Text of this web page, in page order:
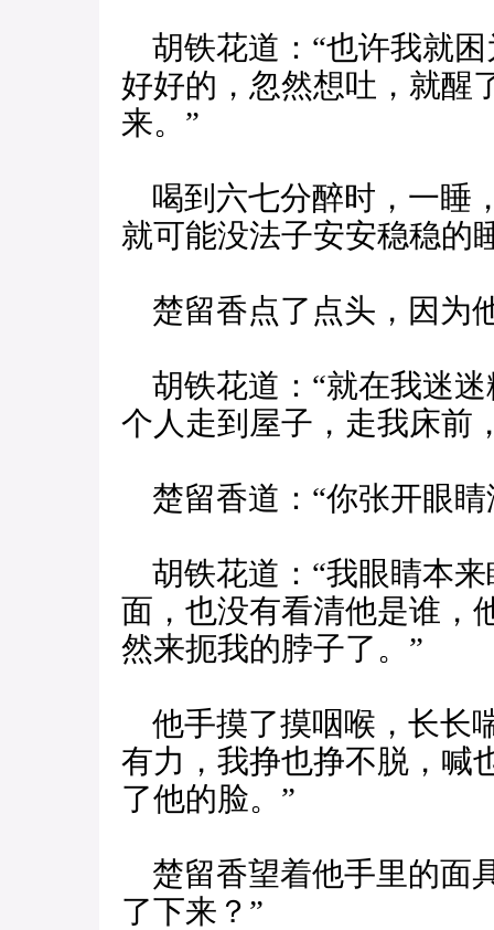
胡铁花道：“也许我就
好好的，忽然想吐，就醒
来。”
喝到六七分醉时，一睡
就可能没法子安安稳稳的
楚留香点了点头，因为
胡铁花道：“就在我迷
个人走到屋子，走我床前
楚留香道：“你张开眼睛
胡铁花道：“我眼睛本
面，也没有看清他是谁，
然来扼我的脖子了。”
他手摸了摸咽喉，长长
有力，我挣也挣不脱，喊
了他的脸。”
楚留香望着他手里的面
了下来？”